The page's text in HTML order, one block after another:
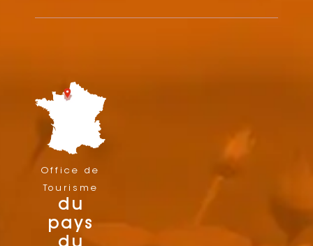
Office de
Tourisme
du
pays